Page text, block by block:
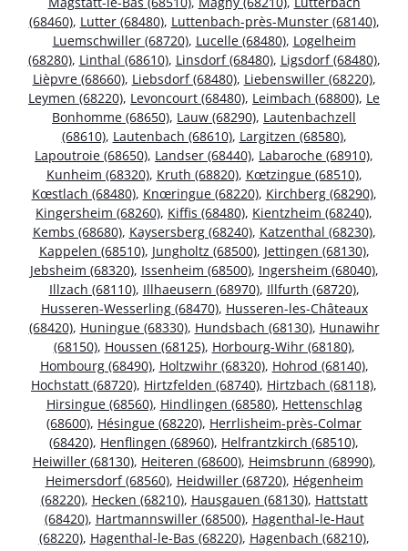
(68460), Lutter (68480), Luttenbach-près-Munster (68140),
Luemschwiller (68720), Lucelle (68480), Logelheim
(68280), Linthal (68610), Linsdorf (68480), Ligsdorf (68480),
Lièpvre (68660), Liebsdorf (68480), Liebenswiller (68220),
Leymen (68220), Levoncourt (68480), Leimbach (68800), Le
Bonhomme (68650), Lauw (68290), Lautenbachzell
(68610), Lautenbach (68610), Largitzen (68580),
Lapoutroie (68650), Landser (68440), Labaroche (68910),
Kunheim (68320), Kruth (68820), Kœtzingue (68510),
Kœstlach (68480), Knœringue (68220), Kirchberg (68290),
Kingersheim (68260), Kiffis (68480), Kientzheim (68240),
Kembs (68680), Kaysersberg (68240), Katzenthal (68230),
Kappelen (68510), Jungholtz (68500), Jettingen (68130),
Jebsheim (68320), Issenheim (68500), Ingersheim (68040),
Illzach (68110), Illhaeusern (68970), Illfurth (68720),
Husseren-Wesserling (68470), Husseren-les-Châteaux
(68420), Huningue (68330), Hundsbach (68130), Hunawihr
(68150), Houssen (68125), Horbourg-Wihr (68180),
Hombourg (68490), Holtzwihr (68320), Hohrod (68140),
Hochstatt (68720), Hirtzfelden (68740), Hirtzbach (68118),
Hirsingue (68560), Hindlingen (68580), Hettenschlag
(68600), Hésingue (68220), Herrlisheim-près-Colmar
(68420), Henflingen (68960), Helfrantzkirch (68510),
Heiwiller (68130), Heiteren (68600), Heimsbrunn (68990),
Heimersdorf (68560), Heidwiller (68720), Hégenheim
(68220), Hecken (68210), Hausgauen (68130), Hattstatt
(68420), Hartmannswiller (68500), Hagenthal-le-Haut
(68220), Hagenthal-le-Bas (68220), Hagenbach (68210),